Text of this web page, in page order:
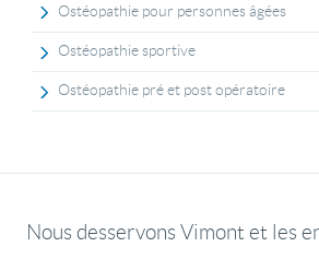
Ostéopathie pour personnes âgées
Ostéopathie sportive
Ostéopathie pré et post opératoire
Nous desservons Vimont et les